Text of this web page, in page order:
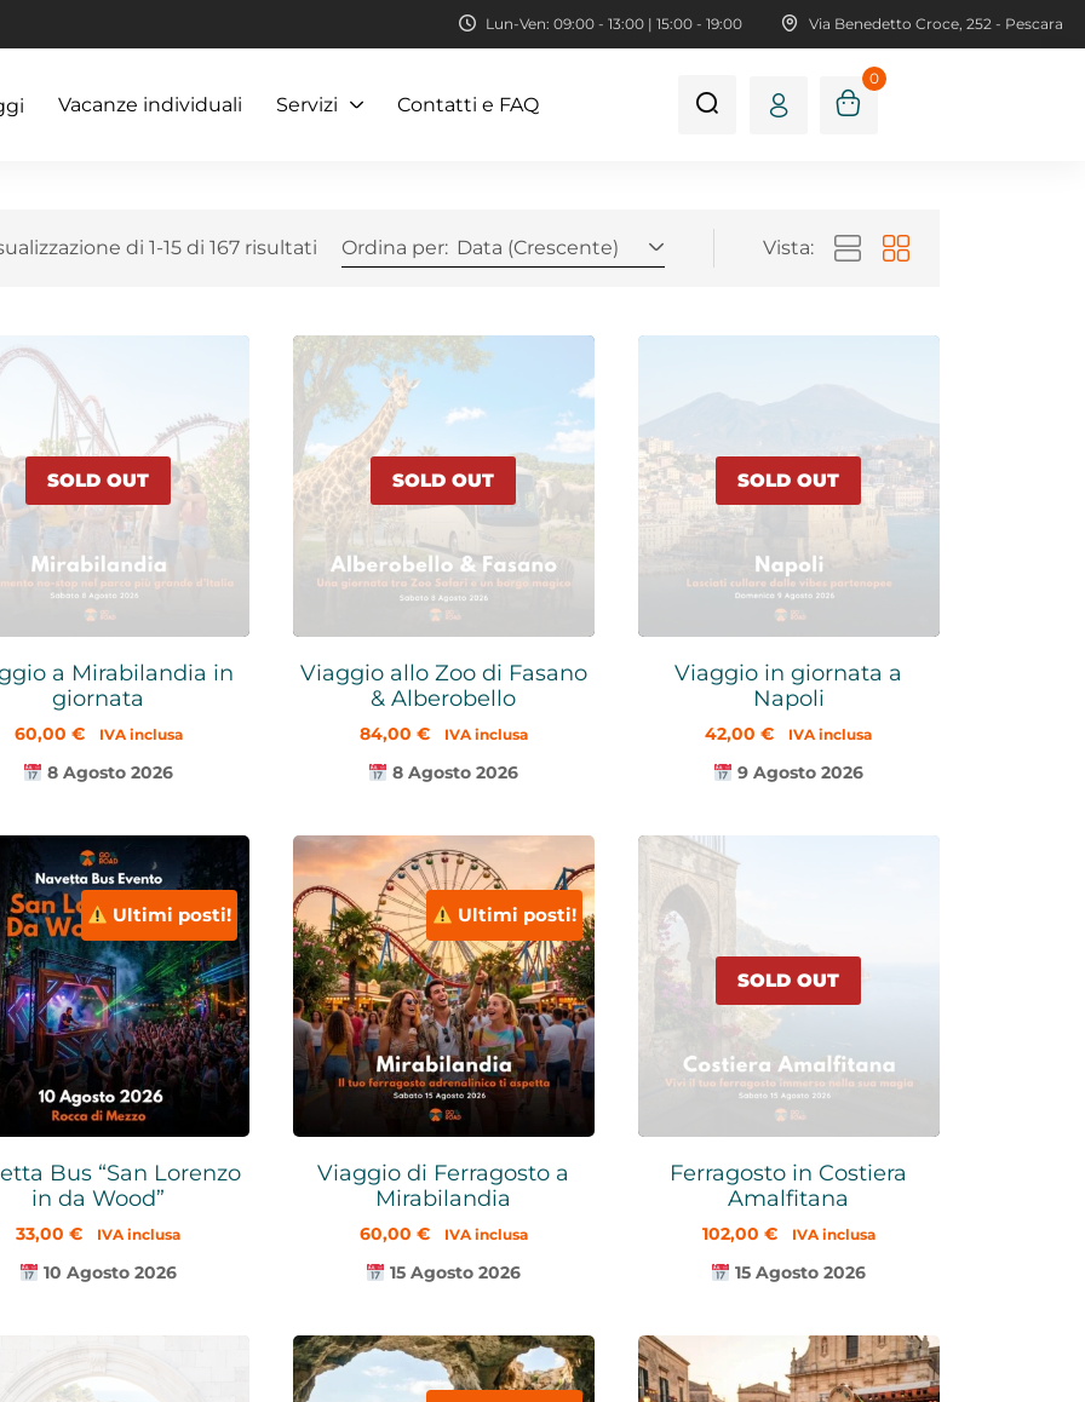
Lun-Ven: 09:00 - 13:00 | 15:00 - 19:00 Via Benedetto Croce, 252 - Pescara
Vacanze individuali Servizi Contatti e FAQ
0
di 1-15 di 167 risultati Ordina per: Data (Crescente) Vista:
SOLD OUT
a Mirabilandia in
giornata
60,00 € IVA inclusa
8 Agosto 2026
SOLD OUT
Viaggio allo Zoo di Fasano
& Alberobello
84,00 € IVA inclusa
8 Agosto 2026
SOLD OUT
Viaggio in giornata a
Napoli
42,00€ IVA inclusa
9 Agosto 2026
Ultimi posti!
Bus “San Lorenzo
in da Wood”
33,00€ IVA inclusa
10 Agosto 2026
Ultimi posti!
Viaggio di Ferragosto a
Mirabilandia
60,00 € IVA inclusa
15 Agosto 2026
SOLD OUT
Ferragosto in Costiera
Amalfitana
102,00 € IVA inclusa
15 Agosto 2026